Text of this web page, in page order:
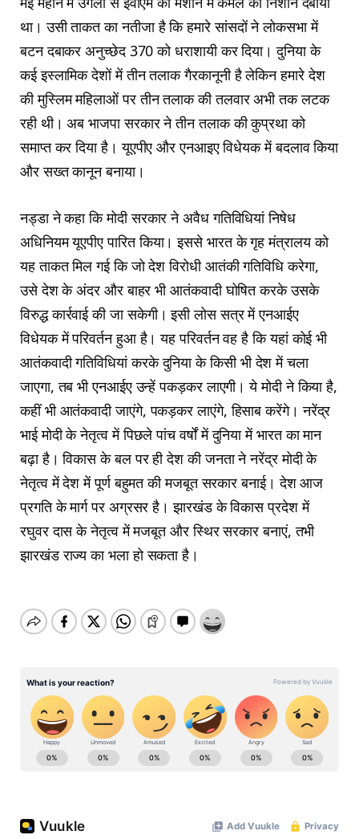
था। उसी ताकत का नतीजा है कि हमारे सांसदों ने लोकसभा में
बटन दबाकर अनुच्छेद 370 को धराशायी कर दिया। दुनिया के
कई इस्लामिक देशों में तीन तलाक गैरकानूनी है लेकिन हमारे देश
की मुस्लिम महिलाओं पर तीन तलाक की तलवार अभी तक लटक
रही थी। अब भाजपा सरकार ने तीन तलाक की कुप्रथा को
समाप्त कर दिया है। यूएपीए और एनआइए विधेयक में बदलाव किया
और सख्त कानून बनाया।
नड्डा ने कहा कि मोदी सरकार ने अवैध गतिविधियां निषेध
अधिनियम यूएपीए पारित किया। इससे भारत के गृह मंत्रालय को
यह ताकत मिल गई कि जो देश विरोधी आतंकी गतिविधि करेगा,
उसे देश के अंदर और बाहर भी आतंकवादी घोषित करके उसके
विरुद्ध कार्रवाई की जा सकेगी। इसी लोस सत्र में एनआईए
विधेयक में परिवर्तन हुआ है। यह परिवर्तन वह है कि यहां कोई भी
आतंकवादी गतिविधियां करके दुनिया के किसी भी देश में चला
जाएगा, तब भी एनआईए उन्हें पकड़कर लाएगी। ये मोदी ने किया है,
कहीं भी आतंकवादी जाएंगे, पकड़कर लाएंगे, हिसाब करेंगे। नरेंद्र
भाई मोदी के नेतृत्व में पिछले पांच वर्षों में दुनिया में भारत का मान
बढ़ा है। विकास के बल पर ही देश की जनता ने नरेंद्र मोदी के
नेतृत्व में देश में पूर्ण बहुमत की मजबूत सरकार बनाई। देश आज
प्रगति के मार्ग पर अग्रसर है। झारखंड के विकास प्रदेश में
रघुवर दास के नेतृत्व में मजबूत और स्थिर सरकार बनाएं, तभी
झारखंड राज्य का भला हो सकता है।